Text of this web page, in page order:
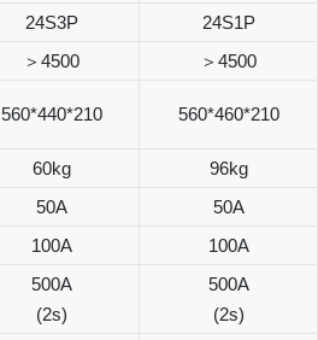
24S3P
24S1P
＞4500
＞4500
560*440*210 560*460*210
60kg 96kg
50A
50A
100A 100A
500A
(2s)
500A
(2s)